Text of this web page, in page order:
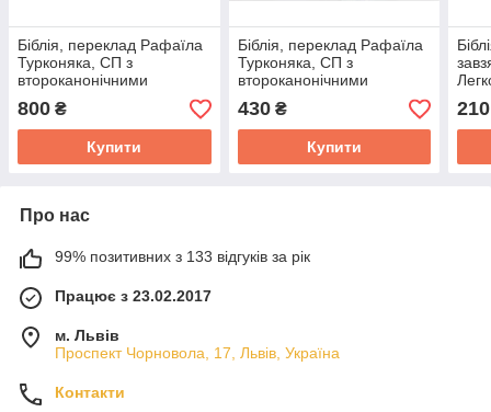
Біблія, переклад Рафаїла
Турконяка, СП з
второканонічними
книгами, 16х24 см,
шкірзамінник, гнучка
обкладинка.
800 ₴
Купити
Біблія, переклад Рафаїла
Турконяка, СП з
второканонічними
книгами, 16х24 см, тверда
обкладинка.
430₴
Купити
210
Про нас
99% позитивних з 133 відгуків за рік
Працює з 23.02.2017
м. Львів
Проспект Чорновола, 17, Львів, Україна
Контакти